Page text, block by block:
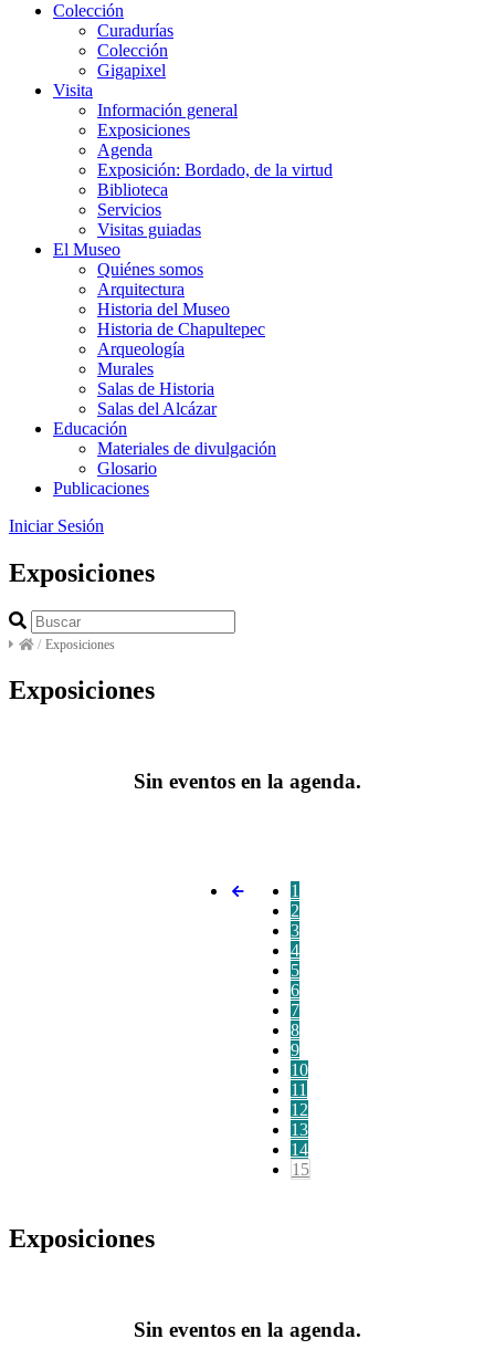
Colección
Curadurías
Colección
Gigapixel
Visita
Información general
Exposiciones
Agenda
Exposición: Bordado, de la virtud
Biblioteca
Servicios
Visitas guiadas
El Museo
Quiénes somos
Arquitectura
Historia del Museo
Historia de Chapultepec
Arqueología
Murales
Salas de Historia
Salas del Alcázar
Educación
Materiales de divulgación
Glosario
Publicaciones
Iniciar Sesión
Exposiciones
/ Exposiciones
Exposiciones
Sin eventos en la agenda.
1
2
3
4
5
6
7
8
9
10
11
12
13
14
15
Exposiciones
Sin eventos en la agenda.